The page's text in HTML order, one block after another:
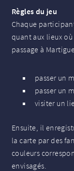
Règles du jeu
Chaque
quant aux lieux
passage à
passer un
passer un
visiter un
Ensuite, il
la carte par des
couleurs
envisagés.